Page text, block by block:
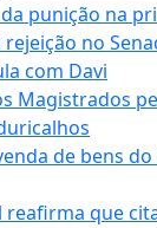
punição na
rejeição no
com Davi
Magistrados
de bens
reafirma que